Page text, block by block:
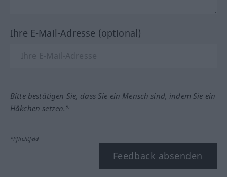
Ihre E-Mail-Adresse (optional)
Bitte bestätigen Sie, dass Sie ein Mensch sind, indem Sie ein
Häkchen setzen.*
*Pflichtfeld
Feedback absenden